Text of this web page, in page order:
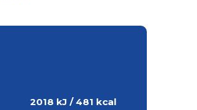
2018 kJ / 481 kcal